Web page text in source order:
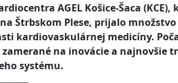
AGEL Košice-Šaca
Štrbskom Plese, prijalo
kardiovaskulárnej medicíny.
na inovácie a najnovšie
systému.